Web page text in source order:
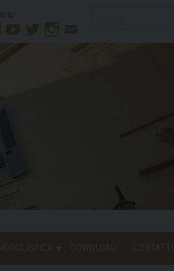
FacebookYouTube Instagram
Contatti